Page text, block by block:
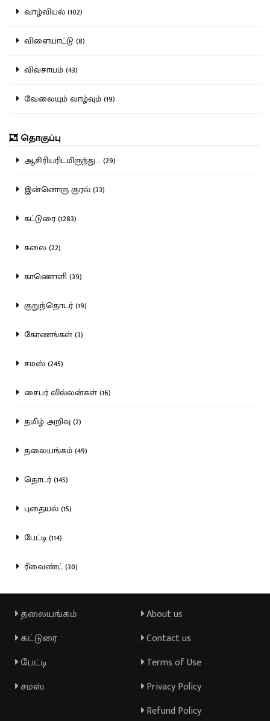
வாழ்வியல் (102)
விளையாட்டு (8)
விவசாயம் (43)
வேலையும் வாழ்வும் (19)
தொகுப்பு
ஆசிரியரிடமிருந்து... (29)
இன்னொரு குரல் (33)
கட்டுரை (1283)
கலை (22)
காணொளி (39)
குறுந்தொடர் (19)
கோணங்கள் (3)
சமஸ் (245)
சைபர் வில்லன்கள் (16)
தமிழ் அறிவு (2)
தலையங்கம் (49)
தொடர் (145)
புதையல் (15)
பேட்டி (114)
ரீவைண்ட் (30)
தலையங்கம்
கட்டுரை
பேட்டி
சமஸ்
About us
Contact us
Terms of Use
Privacy Policy
Refund Policy